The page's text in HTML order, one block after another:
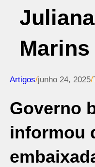
Juliana
Marins
Artigos/junho 24, 2025/
Governo
informou